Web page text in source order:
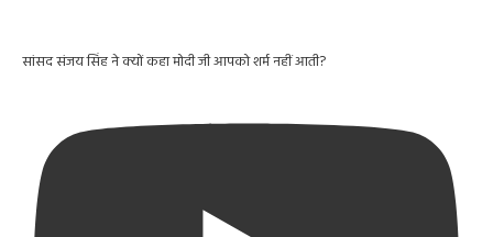
सांसद संजय सिंह ने क्यों कहा मोदी जी आपको शर्म नहीं आती?